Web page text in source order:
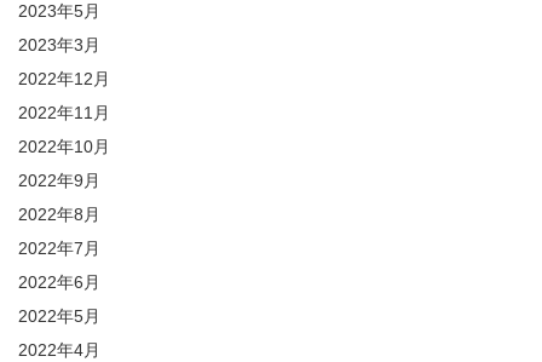
2023年5月
2023年3月
2022年12月
2022年11月
2022年10月
2022年9月
2022年8月
2022年7月
2022年6月
2022年5月
2022年4月